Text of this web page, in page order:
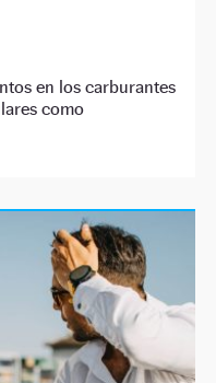
en los carburantes
como